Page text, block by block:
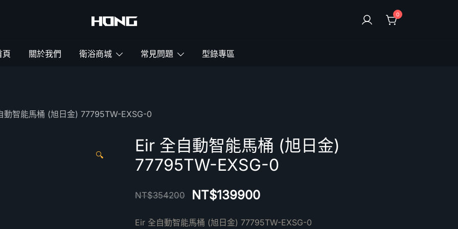
0
頁 關於我們 衛浴商城 常見問題 型錄專區
智能馬桶 (旭日金) 77795TW-EXSG-0
🔍
Eir 全自動智能馬桶 (旭日金)
77795TW-EXSG-0
NT$354200 NT$139900
Eir 全自動智能馬桶 (旭日金) 77795TW-EXSG-0